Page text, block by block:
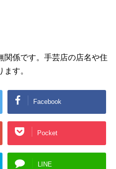
関係です。手芸店の店名や住
す。
Facebook
Pocket
LINE